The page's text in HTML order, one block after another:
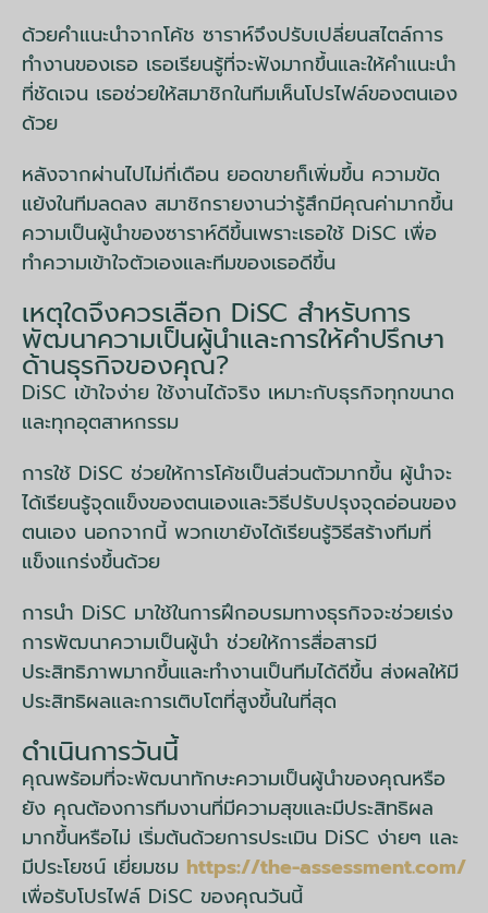
ด้วยคำแนะนำจากโค้ช ซาราห์จึงปรับเปลี่ยนสไตล์การ
ทำงานของเธอ เธอเรียนรู้ที่จะฟังมากขึ้นและให้คำแนะนำ
ที่ชัดเจน เธอช่วยให้สมาชิกในทีมเห็นโปรไฟล์ของตนเอง
ด้วย
หลังจากผ่านไปไม่กี่เดือน ยอดขายก็เพิ่มขึ้น ความขัด
แย้งในทีมลดลง สมาชิกรายงานว่ารู้สึกมีคุณค่ามากขึ้น
ความเป็นผู้นำของซาราห์ดีขึ้นเพราะเธอใช้ DiSC เพื่อ
ทำความเข้าใจตัวเองและทีมของเธอดีขึ้น
เหตุใดจึงควรเลือก DiSC สำหรับการ
พัฒนาความเป็นผู้นำและการให้คำปรึกษา
ด้านธุรกิจของคุณ?
DiSC เข้าใจง่าย ใช้งานได้จริง เหมาะกับธุรกิจทุกขนาด
และทุกอุตสาหกรรม
การใช้ DiSC ช่วยให้การโค้ชเป็นส่วนตัวมากขึ้น ผู้นำจะ
ได้เรียนรู้จุดแข็งของตนเองและวิธีปรับปรุงจุดอ่อนของ
ตนเอง นอกจากนี้ พวกเขายังได้เรียนรู้วิธีสร้างทีมที่
แข็งแกร่งขึ้นด้วย
การนำ DiSC มาใช้ในการฝึกอบรมทางธุรกิจจะช่วยเร่ง
การพัฒนาความเป็นผู้นำ ช่วยให้การสื่อสารมี
ประสิทธิภาพมากขึ้นและทำงานเป็นทีมได้ดีขึ้น ส่งผลให้มี
ประสิทธิผลและการเติบโตที่สูงขึ้นในที่สุด
ดำเนินการวันนี้
คุณพร้อมที่จะพัฒนาทักษะความเป็นผู้นำของคุณหรือ
ยัง คุณต้องการทีมงานที่มีความสุขและมีประสิทธิผล
มากขึ้นหรือไม่ เริ่มต้นด้วยการประเมิน DiSC ง่ายๆ และ
มีประโยชน์ เยี่ยมชม https://the-assessment.com/
เพื่อรับโปรไฟล์ DiSC ของคุณวันนี้